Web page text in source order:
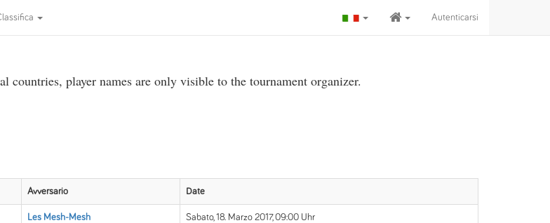
Autenticarsi
countries, player names are only visible to the tournament organizer.
Avversario Date
Les Mesh-Mesh Sabato, 18. Marzo 2017, 09:00 Uhr